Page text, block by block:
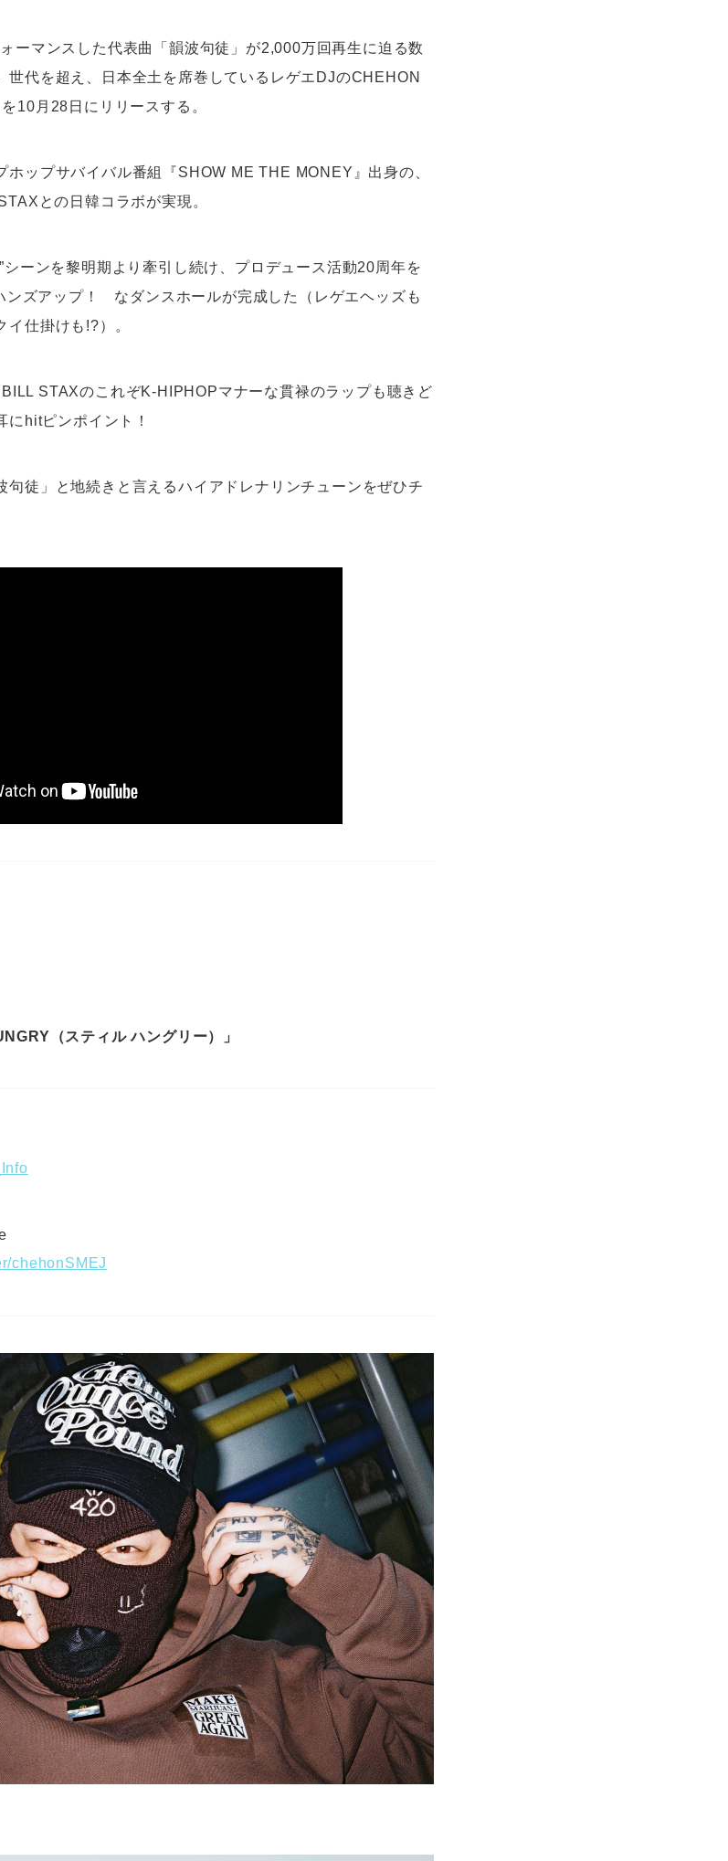
ーマンスした代表曲「韻波句徒」が2,000万回再生に迫る数
世代を超え、日本全土を席巻しているレゲエDJのCHEHON
10月28日にリリースする。
ホップサバイバル番組『SHOW ME THE MONEY』出身の、
との日韓コラボが実現。
シーンを黎明期より牽引し続け、プロデュース活動20周年を
ンズアップ！ なダンスホールが完成した（レゲエヘッズも
イ仕掛けも!?）。
STAXのこれぞK-HIPHOPマナーな貫禄のラップも聴きど
にhitピンポイント！
句徒」と地続きと言えるハイアドレナリンチューンをぜひチ
（スティル ハングリー）」
chehonSMEJ